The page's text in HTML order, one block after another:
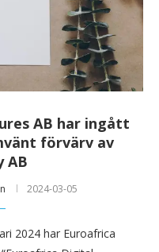
AB har ingått
förvärv av
AB
2024-03-05
2024 har Euroafrica